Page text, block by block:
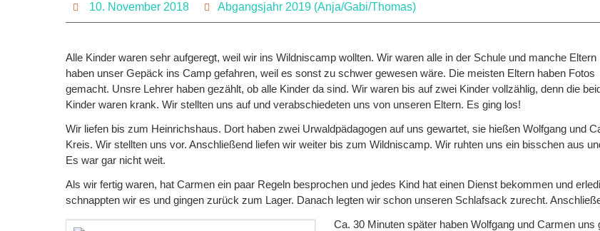
10. November 2018 Abgangsjahr 2019 (Anja/Gabi/Thomas)
Alle Kinder waren sehr aufgeregt, weil wir ins Wildniscamp wollten. Wir waren alle in der Schule und manche Eltern
haben unser Gepäck ins Camp gefahren, weil es sonst zu schwer gewesen wäre. Die meisten Eltern haben Fotos
gemacht. Unsre Lehrer haben gezählt, ob alle Kinder da sind. Wir waren bis auf zwei Kinder vollzählig, denn die
Kinder waren krank. Wir stellten uns auf und verabschiedeten uns von unseren Eltern. Es ging los!
Wir liefen bis zum Heinrichshaus. Dort haben zwei Urwaldpädagogen auf uns gewartet, sie hießen Wolfgang und
Kreis. Wir stellten uns vor. Anschließend liefen wir weiter bis zum Wildniscamp. Wir ruhten uns ein bisschen aus
Es war gar nicht weit.
Als wir fertig waren, hat Carmen ein paar Regeln besprochen und jedes Kind hat einen Dienst bekommen und
schnappten wir es und gingen zurück zum Lager. Danach legten wir schon unseren Schlafsack zurecht.
Ca. 30 Minuten später haben Wolfgang und Carmen